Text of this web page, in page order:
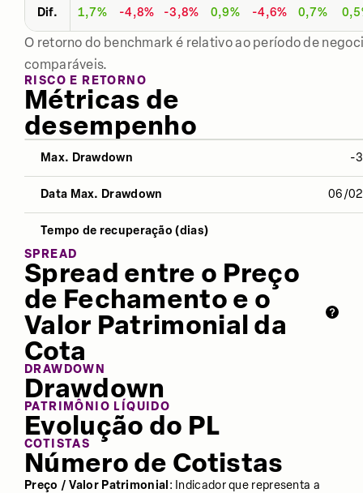
Dif. 1,7% -4,8% -3,8% 0,9% -4,6% 0,7%
O retorno do benchmark é relativo ao período de
comparáveis.
RISCO E RETORNO
Métricas de
desempenho
ÚLTIMOS
Desvio Padrão 14,48%
Índice Sharpe -0,94
Retorno 0,59% 3,67%
Max. Drawdown -
Data Max. Drawdown 06/
Tempo de recuperação (dias)
SPREAD
Spread entre o Preço
de Fechamento e o
Valor Patrimonial da
Cota
DRAWDOWN
Drawdown
PATRIMÔNIO LÍQUIDO
Evolução do PL
COTISTAS
Número de Cotistas
Preço / Valor Patrimonial : Indicador que representa a